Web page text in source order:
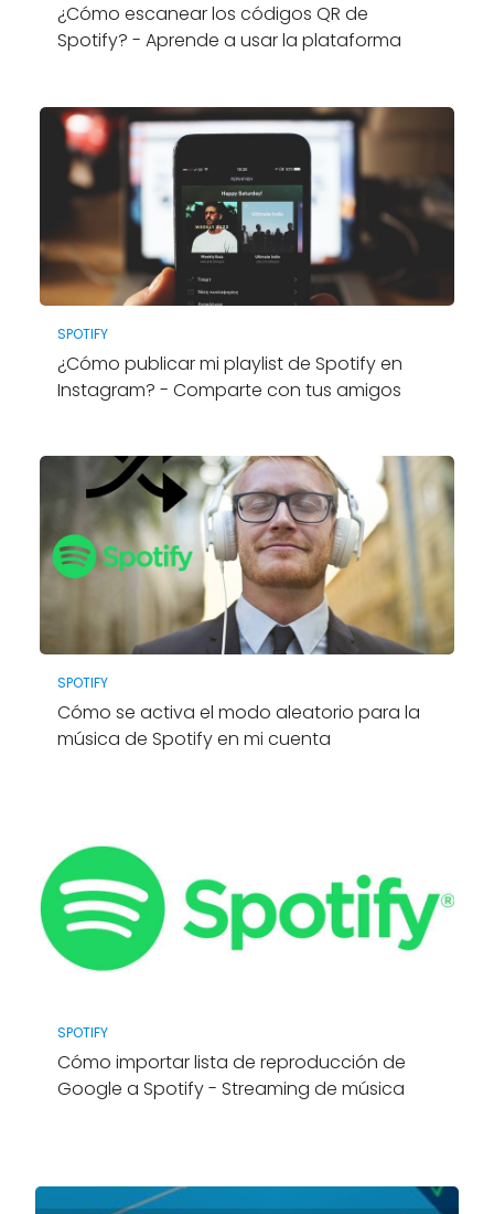
¿Cómo escanear los códigos QR de
Spotify? - Aprende a usar la plataforma
SPOTIFY
¿Cómo publicar mi playlist de Spotify en
Instagram? - Comparte con tus amigos
SPOTIFY
Cómo se activa el modo aleatorio para la
música de Spotify en mi cuenta
SPOTIFY
Cómo importar lista de reproducción de
Google a Spotify - Streaming de música